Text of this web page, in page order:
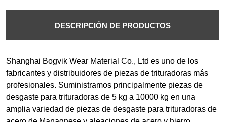
DESCRIPCIÓN DE PRODUCTOS